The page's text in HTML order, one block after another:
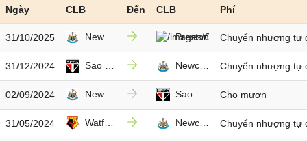
Ngày CLB Đến CLB Phí
31/10/2025 Newcastle Preston Chuyển nhượng tự
31/12/2024 Sao Paulo Newcastle Chuyển nhượng tự
02/09/2024 Newcastle Sao Paulo Cho mượn
31/05/2024 Watford Newcastle Chuyển nhượng tự